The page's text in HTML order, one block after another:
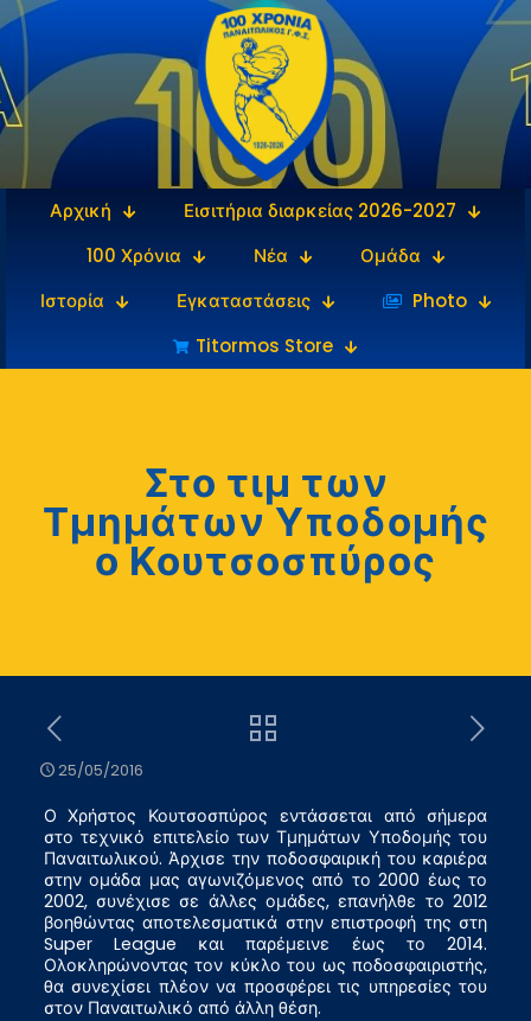
Αρχική
Εισιτήρια διαρκείας 2026-2027
100 Χρόνια
Νέα
Ομάδα
Ιστορία
Εγκαταστάσεις
‎‏‏‎ ‎Photo
Titormos Store
Στο τιμ των
Τμημάτων Υποδομής
ο Κουτσοσπύρος
25/05/2016
Ο Χρήστος Κουτσοσπύρος εντάσσεται από σήμερα
στο τεχνικό επιτελείο των Τμημάτων Υποδομής του
Παναιτωλικού. Άρχισε την ποδοσφαιρική του καριέρα
στην ομάδα μας αγωνιζόμενος από το 2000 έως το
2002, συνέχισε σε άλλες ομάδες, επανήλθε το 2012
βοηθώντας αποτελεσματικά στην επιστροφή της στη
Super League και παρέμεινε έως το 2014.
Ολοκληρώνοντας τον κύκλο του ως ποδοσφαιριστής,
θα συνεχίσει πλέον να προσφέρει τις υπηρεσίες του
στον Παναιτωλικό από άλλη θέση.